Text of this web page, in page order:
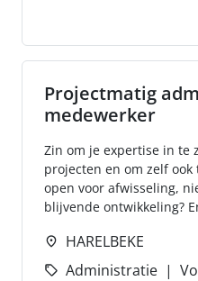
Projectmatig
medewerker
Zin om je expertise in te
projecten en om zelf
open voor afwisseling,
blijvende ontwikkeling?
HARELBEKE
Administratie